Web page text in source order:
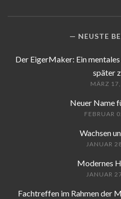
NEUSTE
Der EigerMaker: Ein
später
MÄRZ
Neuer Name
FEBRUAR
Wachsen
JANUAR
Modernes
JANUAR
Fachtreffen im Rahmen der